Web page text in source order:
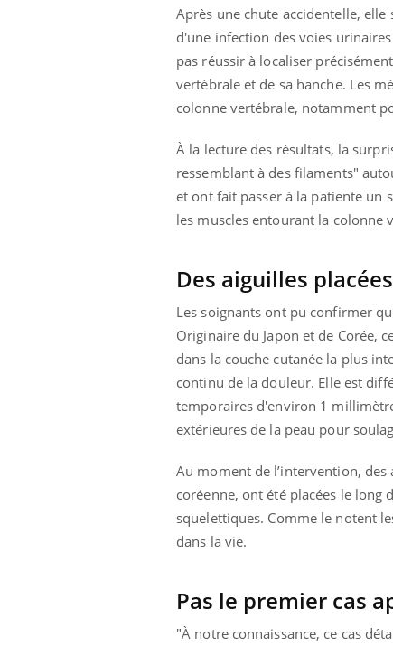
Après une chute accidentelle,
d'une infection des voies
pas réussir à localiser
vertébrale et de sa hanche. Les
colonne vertébrale, notamment
À la lecture des résultats, la
ressemblant à des filaments"
et ont fait passer à la patiente un
les muscles entourant la colonne
Des aiguilles
Les soignants ont pu confirmer
Originaire du Japon et de Corée,
dans la couche cutanée la plus
continu de la douleur. Elle est
temporaires d'environ 1
extérieures de la peau pour
Au moment de l’intervention,
coréenne, ont été placées le
squelettiques. Comme le notent
dans la vie.
Pas le premier cas
"À notre connaissance, ce cas